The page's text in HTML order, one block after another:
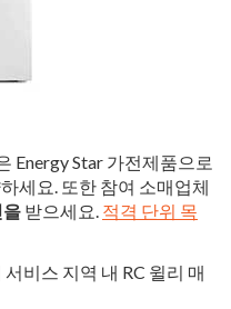
Energy Star 가전제품으로
세요. 또한 참여 소매업체
받으세요. 적격 단위 목
비스 지역 내 RC 윌리 매